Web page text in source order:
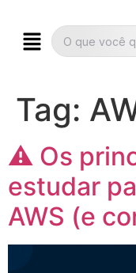
Tag:
⚠️ Os
estudar
AWS (e